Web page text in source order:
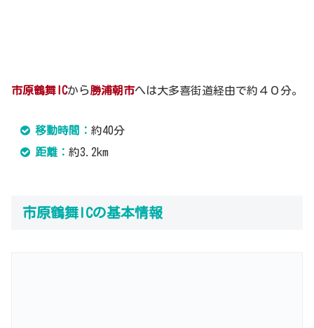
市原鶴舞ICから勝浦朝市へは大多喜街道経由で約４０分。
移動時間： 約40分
距離： 約3.2km
市原鶴舞ICの基本情報